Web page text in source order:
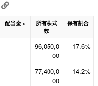
配当金 ※
所有株式
数
保有割合
-
96,050,0
00
17.6%
-
77,400,0
00
14.2%